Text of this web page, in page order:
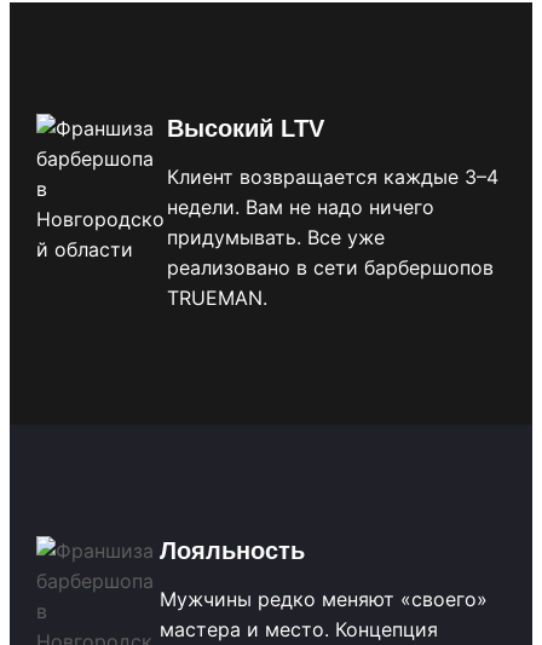
Высокий LTV
Клиент возвращается каждые 3–4
недели. Вам не надо ничего
придумывать. Все уже
реализовано в сети барбершопов
TRUEMAN.
Лояльность
Мужчины редко меняют «своего»
мастера и место. Концепция